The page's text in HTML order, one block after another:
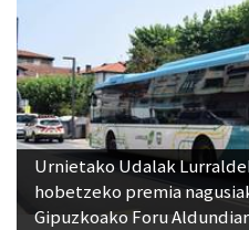
Urnietako Udalak
hobetzeko premia
Gipuzkoako Foru